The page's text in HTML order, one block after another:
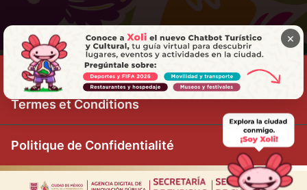
Termes et Conditions
Politique de Confidentialité
|
×